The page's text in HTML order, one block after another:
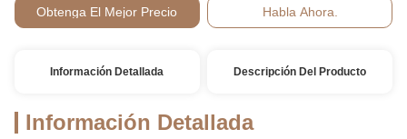
Obtenga El Mejor Precio Habla Ahora.
Información Detallada Descripción Del Producto
Información Detallada